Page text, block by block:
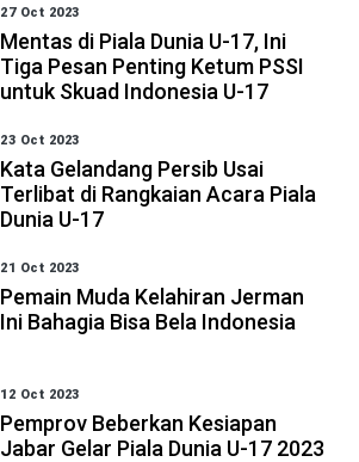
27 Oct 2023
Mentas di Piala Dunia U-17, Ini
Tiga Pesan Penting Ketum PSSI
untuk Skuad Indonesia U-17
23 Oct 2023
Kata Gelandang Persib Usai
Terlibat di Rangkaian Acara Piala
Dunia U-17
21 Oct 2023
Pemain Muda Kelahiran Jerman
Ini Bahagia Bisa Bela Indonesia
12 Oct 2023
Pemprov Beberkan Kesiapan
Jabar Gelar Piala Dunia U-17 2023